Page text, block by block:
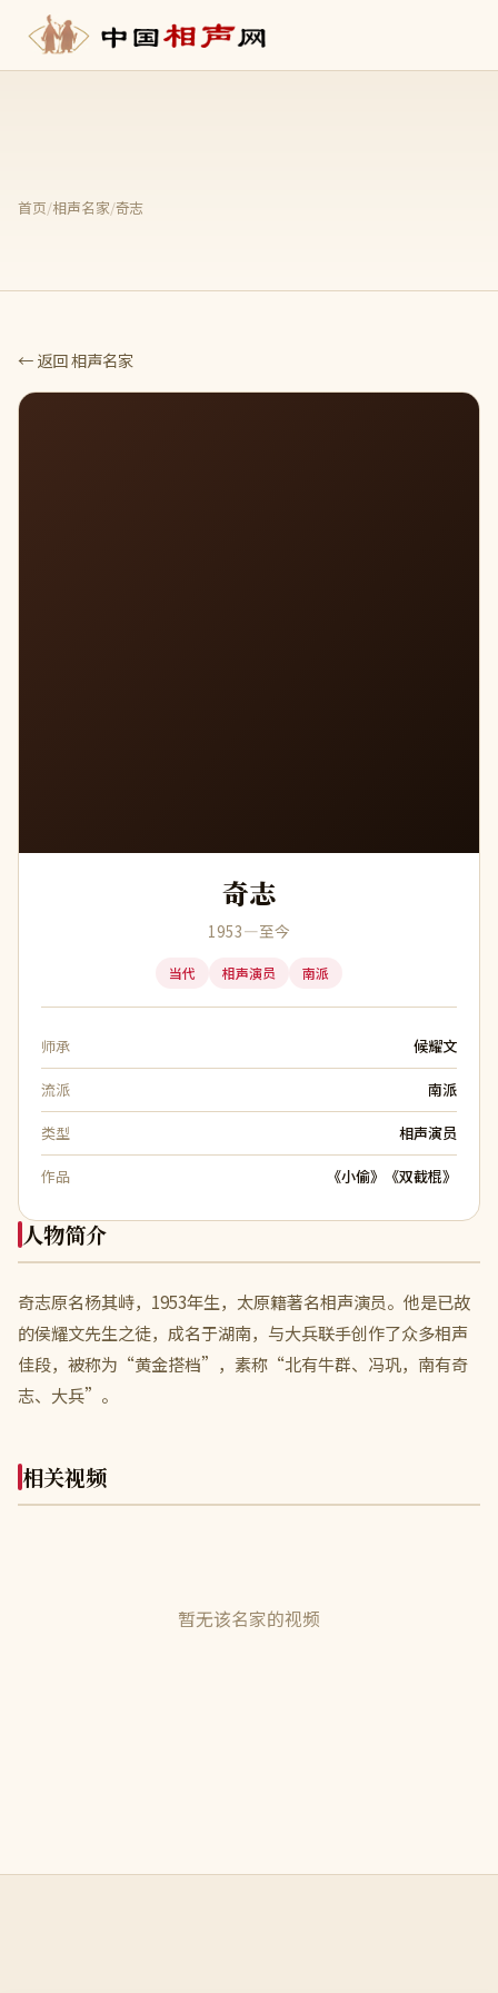
首页/相声名家/奇志
← 返回 相声名家
奇志
1953—至今
当代 相声演员 南派
师承 候耀文
流派 南派
类型 相声演员
作品 《小偷》《双截棍》
人物简介
奇志原名杨其峙，1953年生，太原籍著名相声演员。他是已故
的侯耀文先生之徒，成名于湖南，与大兵联手创作了众多相声
佳段，被称为“黄金搭档”，素称“北有牛群、冯巩，南有奇
志、大兵”。
相关视频
暂无该名家的视频